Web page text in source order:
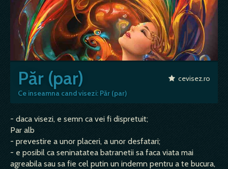
Păr (par)
Ce inseamna cand visezi: Păr (par)
cevisez.ro
- daca visezi, e semn ca vei fi dispretuit;
Par alb
- prevestire a unor placeri, a unor desfatari;
- e posibil ca seninatatea batranetii sa faca viata mai
agreabila sau sa fie cel putin un indemn pentru a te bucura,